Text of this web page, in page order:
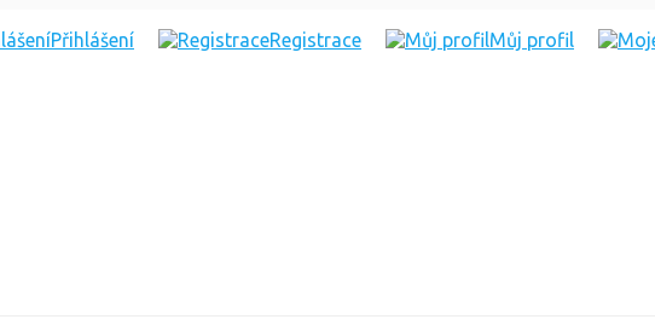
Přihlášení Registrace Můj profil